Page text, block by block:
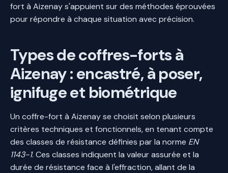
fort à Aizenay s'appuient sur des méthodes éprouvées
pour répondre à chaque situation avec précision.
Types de coffres-forts à
Aizenay : encastré, à poser,
ignifuge et biométrique
Un coffre-fort à Aizenay se choisit selon plusieurs
critères techniques et fonctionnels, en tenant compte
des classes de résistance définies par la norme EN
1143-1. Ces classes indiquent la valeur assurée et la
durée de résistance face à l'effraction, allant de la